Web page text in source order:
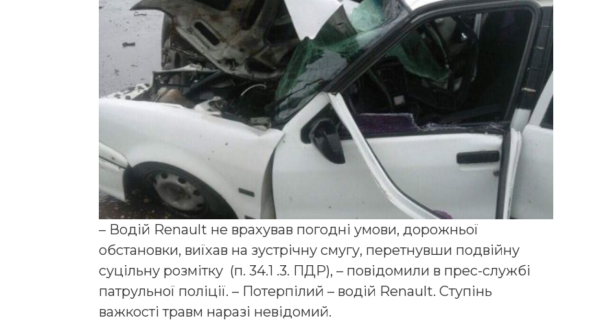
– Водій Renault не врахував погодні умови, дорожньої
обстановки, виїхав на зустрічну смугу, перетнувши подвійну
суцільну розмітку (п. 34.1 .3. ПДР), – повідомили в прес-службі
патрульної поліції. – Потерпілий – водій Renault. Ступінь
важкості травм наразі невідомий.